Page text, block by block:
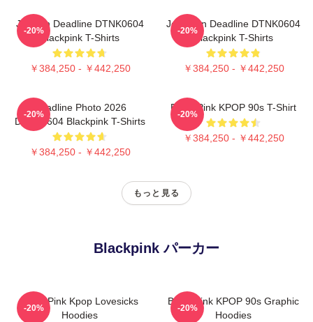
Jisoo In Deadline DTNK0604
Blackpink T-Shirts
￥384,250 - ￥442,250
-20%
Jennie In Deadline DTNK0604
Blackpink T-Shirts
￥384,250 - ￥442,250
-20%
Deadline Photo 2026
DTNK0604 Blackpink T-Shirts
￥384,250 - ￥442,250
-20%
Black Pink KPOP 90s T-Shirt
￥384,250 - ￥442,250
-20%
もっと見る
Blackpink パーカー
Black Pink Kpop Lovesicks
Hoodies
-20%
Black Pink KPOP 90s Graphic
Hoodies
-20%